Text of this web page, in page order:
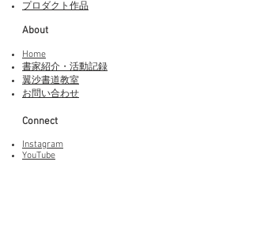
プロダクト作品
About
Home
書家紹介・活動記録
​翼沙書道教室
お問い合わせ
Connect
Instagram
YouTube